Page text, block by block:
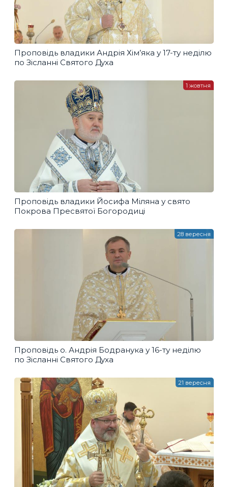
Проповідь владики Андрія Хім’яка у 17-ту неділю
по Зісланні Святого Духа
Проповідь владики Йосифа Міляна у свято
Покрова Пресвятої Богородиці
1 жовтня
Проповідь о. Андрія Бодранука у 16-ту неділю
по Зісланні Святого Духа
28 вересня
21 вересня